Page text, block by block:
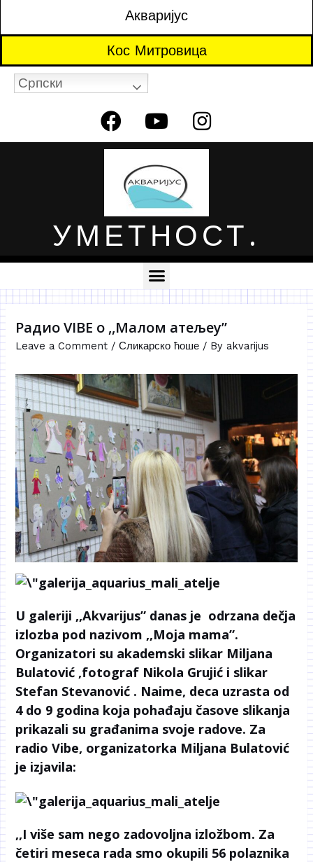
Акваријус
Кос Митровица
Српски
УМЕТНОСТ.
Радио VIBE о ,,Малом атељеу”
Leave a Comment /Сликарско ћоше / By akvarijus
U galeriji ,,Akvarijus” danas je odrzana dečja
izlozba pod nazivom ,,Moja mama”.
Organizatori su akademski slikar Miljana
Bulatović ,fotograf Nikola Grujić i slikar
Stefan Stevanović . Naime, deca uzrasta od
4 do 9 godina koja pohađaju časove slikanja
prikazali su građanima svoje radove. Za
radio Vibe, organizatorka Miljana Bulatović
je izjavila:
,,I više sam nego zadovoljna izložbom. Za
četiri meseca rada smo okupili 56 polaznika